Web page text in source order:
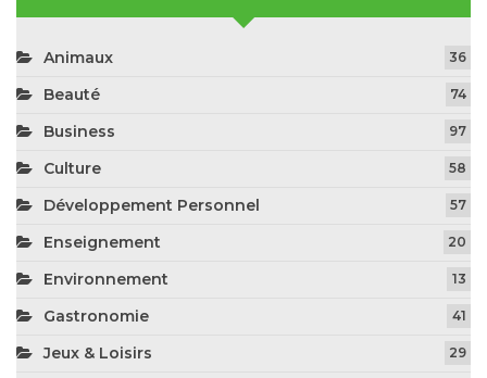
Animaux 36
Beauté 74
Business 97
Culture 58
Développement Personnel 57
Enseignement 20
Environnement 13
Gastronomie 41
Jeux & Loisirs 29